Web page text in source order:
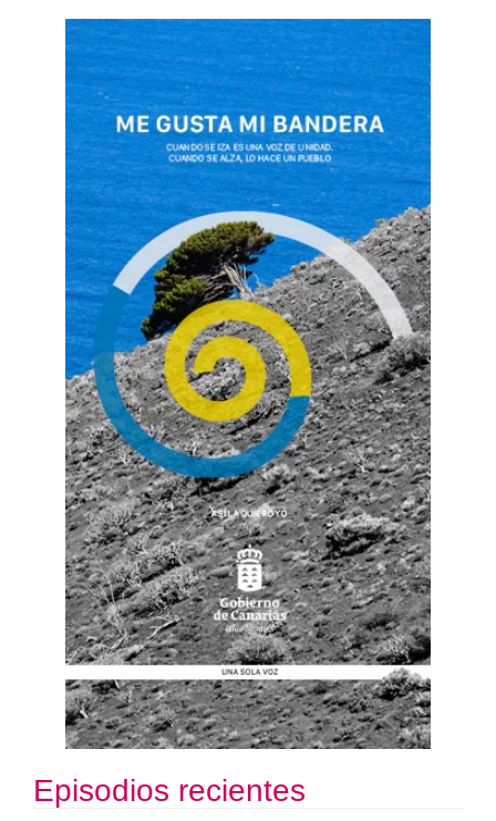
Episodios recientes